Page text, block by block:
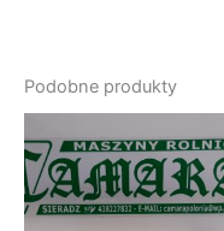
Podobne produkty